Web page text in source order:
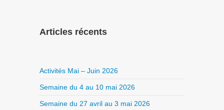
Articles récents
Activités Mai – Juin 2026
Semaine du 4 au 10 mai 2026
Semaine du 27 avril au 3 mai 2026